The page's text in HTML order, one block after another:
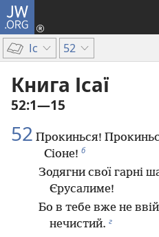
JW.ORG
Іс 52
Книга Ісаї
52:1—15
52 Прокинься!
Сіоне! б
Зодягни свої гарні
Єрусалиме!
Бо в тебе вже не
нечистий. г